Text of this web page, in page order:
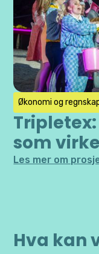
Økonomi og
som
Les mer om
Hva kan